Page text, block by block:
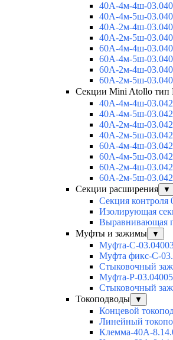
40А-4м-4ш-
40А-4м-5ш-
40А-2м-4ш-
40А-2м-5ш-
60А-4м-4ш-
60А-4м-5ш-
60А-2м-4ш-
60А-2м-5ш-
Секции Mini Atollo тип
40А-4м-4ш-
40А-4м-5ш-
40А-2м-4ш-
40А-2м-5ш-
60А-4м-4ш-
60А-4м-5ш-
60А-2м-4ш-
60А-2м-5ш-
Секции расширения
▼
Секция контроля
Изолирующая
Выравнивающая
Муфты и зажимы
▼
Муфта-С-
Муфта фикс-С-
Стыковочный
Муфта-Р-
Стыковочный
Токоподводы
▼
Концевой
Линейный
Клемма-40А-